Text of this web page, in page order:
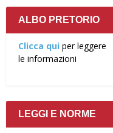
ALBO PRETORIO
Clicca qui per leggere
le informazioni
LEGGI E NORME